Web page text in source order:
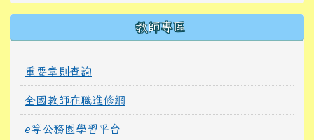
教師專區
重要章則查詢
全國教師在職進修網
e等公務園學習平台